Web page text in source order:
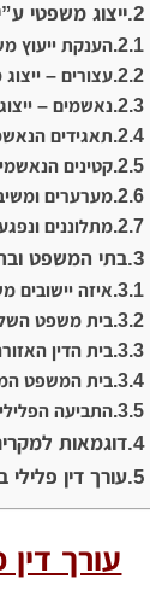
ייצוג משפטי
הענקת ייעוץ
עצורים –
נאשמים –
תאגידים
קטינים
מערערים
מתלוננים
בתי המשפט
איזה יישובים
בית משפט
בית הדין
בית המשפט
התביעה
דוגמאות
עורך דין
עורך